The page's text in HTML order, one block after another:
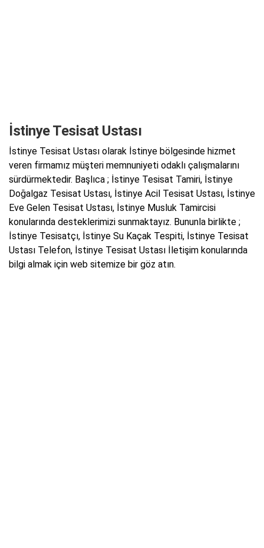
İstinye Tesisat Ustası
İstinye Tesisat Ustası olarak İstinye bölgesinde hizmet
veren firmamız müşteri memnuniyeti odaklı çalışmalarını
sürdürmektedir. Başlıca ; İstinye Tesisat Tamiri, İstinye
Doğalgaz Tesisat Ustası, İstinye Acil Tesisat Ustası, İstinye
Eve Gelen Tesisat Ustası, İstinye Musluk Tamircisi
konularında desteklerimizi sunmaktayız. Bununla birlikte ;
İstinye Tesisatçı, İstinye Su Kaçak Tespiti, İstinye Tesisat
Ustası Telefon, İstinye Tesisat Ustası İletişim konularında
bilgi almak için web sitemize bir göz atın.